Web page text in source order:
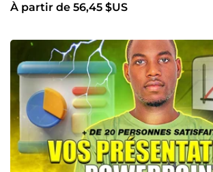
À partir de 56,45 $US